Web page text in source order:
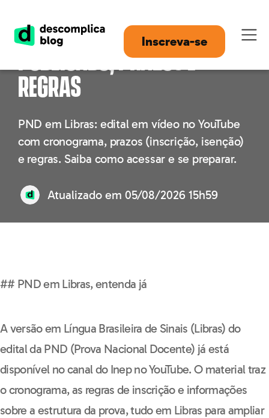
Inscreva-se
PND em Libras: edital
publicado, prazos e
regras
PND em Libras: edital em vídeo no YouTube
com cronograma, prazos (inscrição, isenção)
e regras. Saiba como acessar e se preparar.
Atualizado em 05/08/2026 15h59
## PND em Libras, entenda já
A versão em Língua Brasileira de Sinais (Libras) do
edital da PND (Prova Nacional Docente) já está
disponível no canal do Inep no YouTube. O material traz
o cronograma, as regras de inscrição e informações
sobre a estrutura da prova, tudo em Libras para ampliar